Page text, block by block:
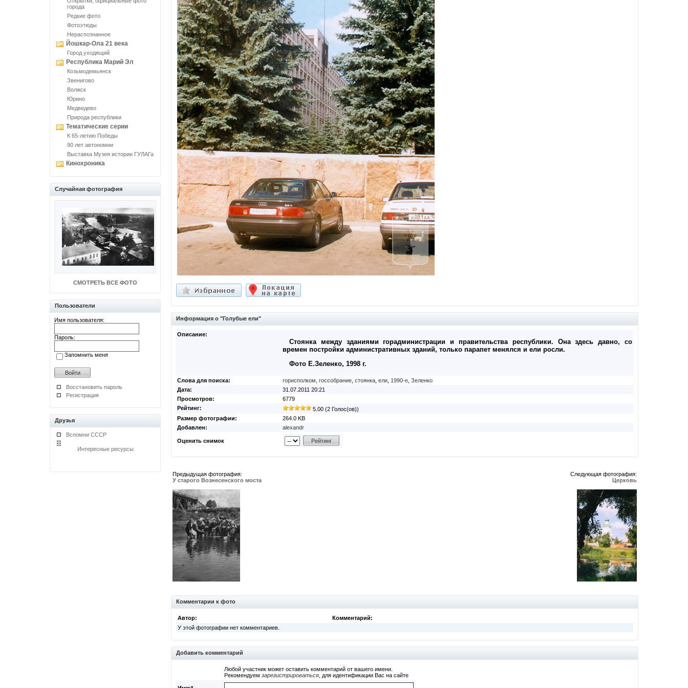
города
Редкие фото
Фотоэтюды
Нераспознанное
Йошкар-Ола 21 века
Город уходящий
Республика Марий Эл
Козьмодемьянск
Звенигово
Волжск
Юрино
Медведево
Природа республики
Тематические серии
К 65-летию Победы
90 лет автономии
Выставка Музея истории ГУЛАГа
Кинохроника
Случайная фотография
СМОТРЕТЬ ВСЕ ФОТО
Пользователи
Имя пользователя:
Пароль:
Запомнить меня
Восстановить пароль
Регистрация
Друзья
Вспомни СССР
Интересные ресурсы
Информация о "Голубые ели"
Описание:
Стоянка между зданиями горадминистрации и правительства республики. Она здесь давно, со
времен постройки административных зданий, только парапет менялся и ели росли.
Фото Е.Зеленко, 1998 г.
Слова для поиска: горисполком госсобрание стоянка ели 1990-е Зеленко
Дата:
31.07.2011 20:21
Просмотров:
6779
Рейтинг:
5.00 (2 Голос(ов))
Размер фотографии:
264.0 KB
Добавлен:
alexandr
Оценить снимок
Предыдущая фотография:
У старого Вознесенского моста
Следующая фотография:
Церковь
Комментарии к фото
Автор:
Комментарий:
У этой фотографии нет комментариев.
Добавить комментарий
Любой участник может оставить комментарий от вашего имени.
Рекомендуем зарегистрироваться , для идентификации Вас на сайте